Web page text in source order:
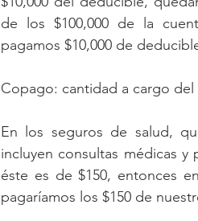
de los $100,000 de la
pagamos $10,000 de
Copago: cantidad a cargo
En los seguros de salud,
incluyen consultas médicas
éste es de $150, entonces
pagaríamos los $150 de